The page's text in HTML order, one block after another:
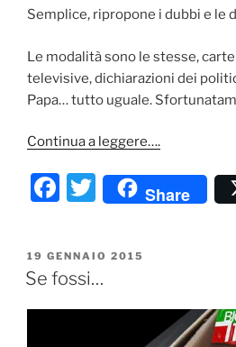
Semplice, ripropone i dubbi e le
Le modalità sono le stesse,
televisive, dichiarazioni dei
Papa… tutto uguale.
Continua a leggere….
F
c
e
b
T
w
itt
Share
PUBBLICATO
IL
19 GENNAIO 2015
Se fossi…